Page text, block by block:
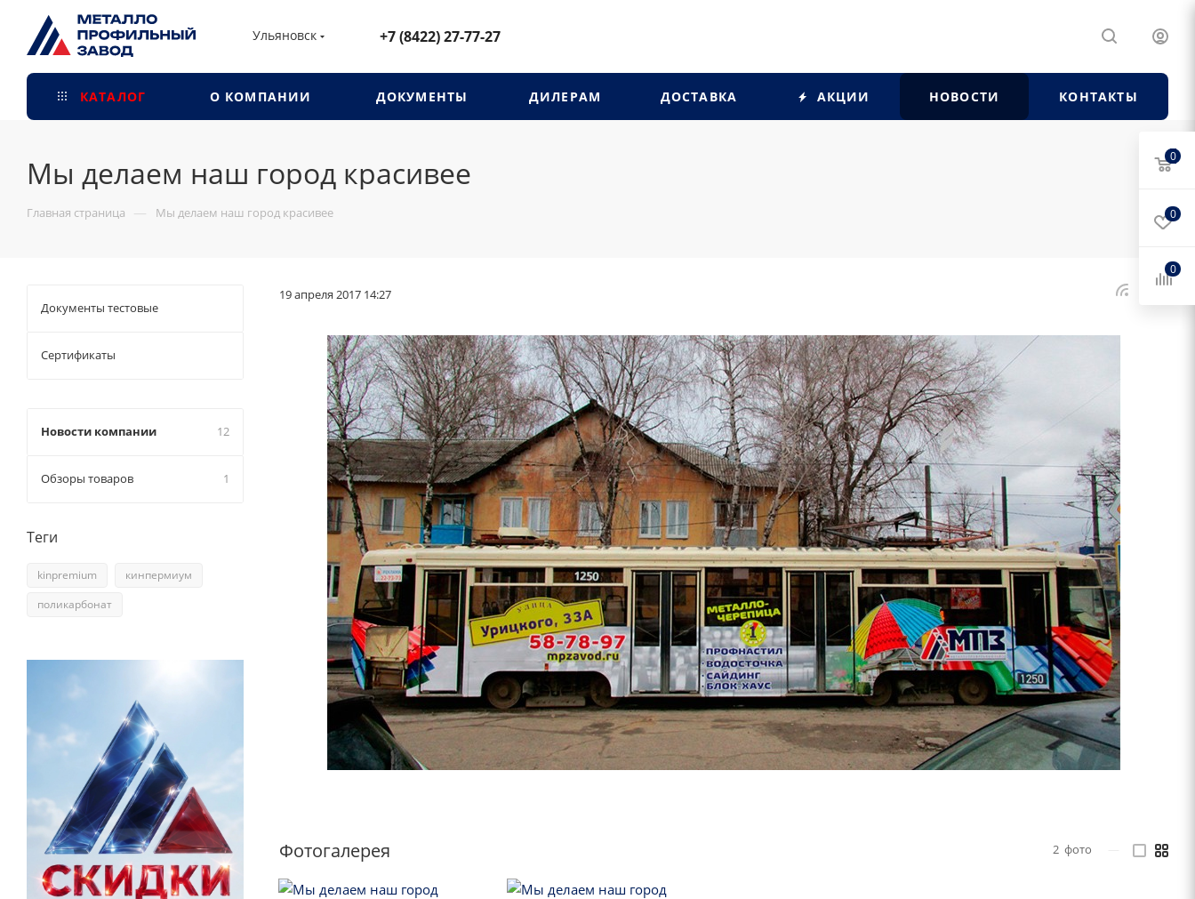
Ульяновск +7 (8422) 27-77-27
КАТАЛОГ О КОМПАНИИ ДОКУМЕНТЫ ДИЛЕРАМ ДОСТАВКА АКЦИИ НОВОСТИ КОНТАКТЫ
Мы делаем наш город красивее
Главная страница — Мы делаем наш город красивее
19 апреля 2017 14:27
Фотогалерея 2 фото
Документы тестовые
Сертификаты
Новости компании 12
Обзоры товаров 1
Теги
kinpremium
кинпермиум
поликарбонат
0
0
0